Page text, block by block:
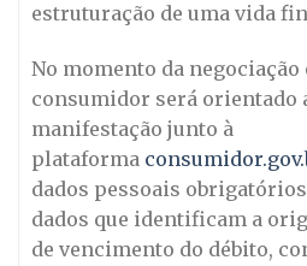
estruturação de uma vida
No momento da
consumidor será orientado
manifestação junto à
plataforma
dados pessoais
dados que identificam a
de vencimento do débito,